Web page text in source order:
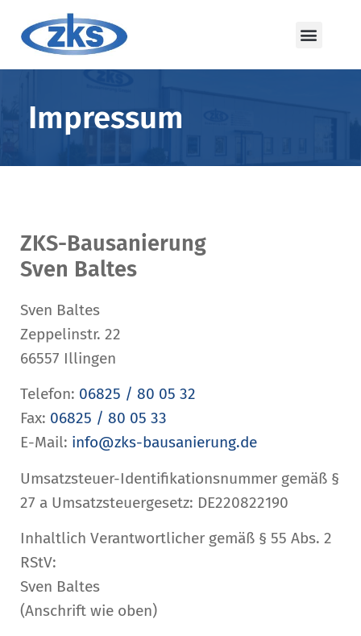
Impressum
ZKS-Bausanierung
Sven Baltes
Sven Baltes
Zeppelinstr. 22
66557 Illingen
Telefon: 06825 / 80 05 32
Fax: 06825 / 80 05 33
E-Mail: info@zks-bausanierung.de
Umsatzsteuer-Identifikationsnummer gemäß §
27 a Umsatzsteuergesetz: DE220822190
Inhaltlich Verantwortlicher gemäß § 55 Abs. 2
RStV:
Sven Baltes
(Anschrift wie oben)